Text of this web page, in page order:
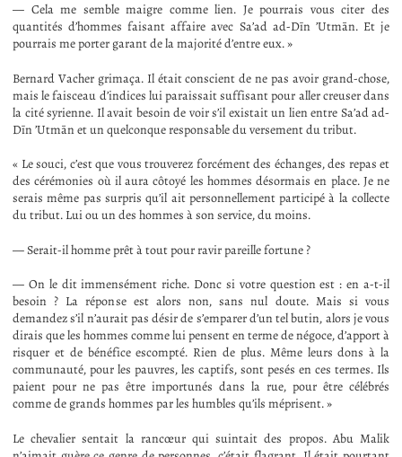
— Cela me semble maigre comme lien. Je pourrais vous citer des
quantités d’hommes faisant affaire avec Sa’ad ad-Dīn ’Utmān. Et je
pourrais me porter garant de la majorité d’entre eux. »
Bernard Vacher grimaça. Il était conscient de ne pas avoir grand-chose,
mais le faisceau d’indices lui paraissait suffisant pour aller creuser dans
la cité syrienne. Il avait besoin de voir s’il existait un lien entre Sa’ad ad-
Dīn ’Utmān et un quelconque responsable du versement du tribut.
« Le souci, c’est que vous trouverez forcément des échanges, des repas et
des cérémonies où il aura côtoyé les hommes désormais en place. Je ne
serais même pas surpris qu’il ait personnellement participé à la collecte
du tribut. Lui ou un des hommes à son service, du moins.
— Serait-il homme prêt à tout pour ravir pareille fortune ?
— On le dit immensément riche. Donc si votre question est : en a-t-il
besoin ? La réponse est alors non, sans nul doute. Mais si vous
demandez s’il n’aurait pas désir de s’emparer d’un tel butin, alors je vous
dirais que les hommes comme lui pensent en terme de négoce, d’apport à
risquer et de bénéfice escompté. Rien de plus. Même leurs dons à la
communauté, pour les pauvres, les captifs, sont pesés en ces termes. Ils
paient pour ne pas être importunés dans la rue, pour être célébrés
comme de grands hommes par les humbles qu’ils méprisent. »
Le chevalier sentait la rancœur qui suintait des propos. Abu Malik